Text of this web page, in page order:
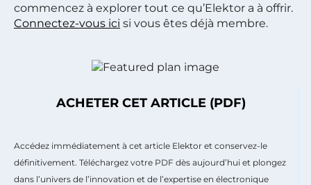
commencez à explorer tout ce qu’Elektor a à offrir.
Connectez-vous ici si vous êtes déjà membre.
ACHETER CET ARTICLE (PDF)
Accédez immédiatement à cet article Elektor et conservez-le
définitivement. Téléchargez votre PDF dès aujourd’hui et plongez
dans l’univers de l’innovation et de l’expertise en électronique